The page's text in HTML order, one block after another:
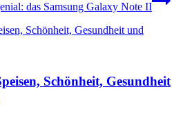
das Samsung Galaxy Note II
Schönheit, Gesundheit